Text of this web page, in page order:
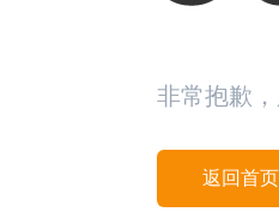
非常抱歉
返回首页